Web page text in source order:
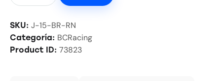
SKU: J-15-BR-RN
Categoría: BCRacing
Product ID: 73823